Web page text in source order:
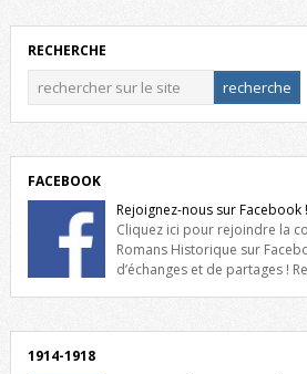
RECHERCHE
FACEBOOK
Rejoignez-nous sur Facebook !
Cliquez ici pour rejoindre la
Romans Historique sur
d’échanges et de partages !
1914-1918